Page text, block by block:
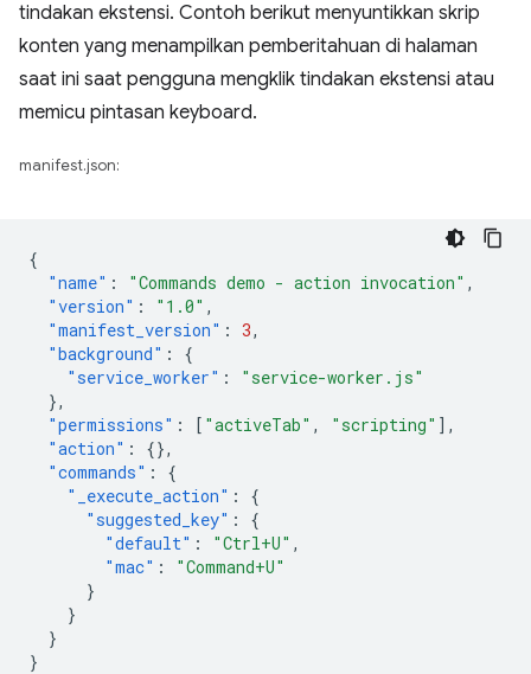
tindakan ekstensi. Contoh berikut menyuntikkan skrip
konten yang menampilkan pemberitahuan di halaman
saat ini saat pengguna mengklik tindakan ekstensi atau
memicu pintasan keyboard.
manifest.json:
{
"name" : "Commands demo - action invocation" ,
"version" : "1.0" ,
"manifest_version" : 3,
"background" :
{
"service_worker" :
"service-worker.js"
},
"permissions" : [ "activeTab" , "scripting" ],
"action" :
{},
"commands" :
{
"_execute_action" :
{
"suggested_key" :
{
"default" : "Ctrl+U" ,
"mac" :
"Command+U"
}
}
}
}